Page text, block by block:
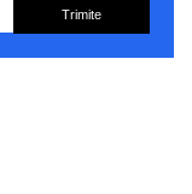
Trimite